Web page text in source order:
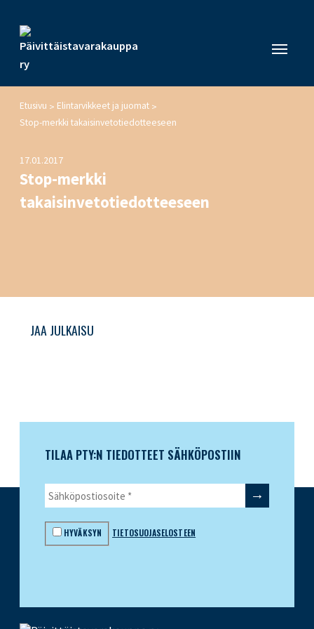
Etusivu > Elintarvikkeet ja juomat >
Stop-merkki takaisinvetotiedotteeseen
17.01.2017
Stop-merkki
takaisinvetotiedotteeseen
JAA JULKAISU
TILAA PTY:N TIEDOTTEET SÄHKÖPOSTIIN
HYVÄKSYN TIETOSUOJASELOSTEEN